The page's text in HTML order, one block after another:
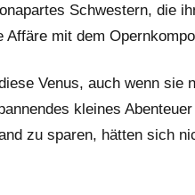
Schwestern, die
mit dem
Venus, auch wenn sie
kleines
zu sparen, hätten sich